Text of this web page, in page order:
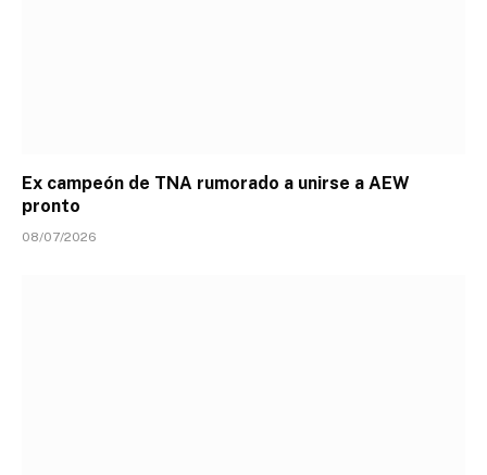
Ex campeón de TNA rumorado a unirse a AEW
pronto
08/07/2026